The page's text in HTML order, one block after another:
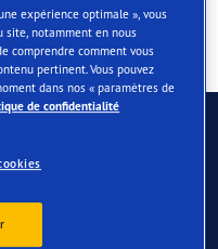
expérience optimale », vous
notamment en nous
comprendre comment vous
pertinent. Vous pouvez
dans nos « paramètres de
de confidentialité